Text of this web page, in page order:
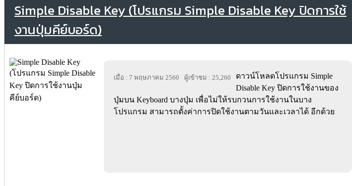
Simple Disable Key (โปรแกรม Simple Disable Key ปิดการใช้
งานปุ่มคีย์บอร์ด)
เมื่อ : 7 พฤษภาคม 2560 ผู้เข้าชม : 25,260
ดาวน์โหลดโปรแกรม Simple
Disable Key ปิดการใช้งานของ
ปุ่มบน Keyboard บางปุ่ม เพื่อไม่ให้รบกวนการใช้งานในบาง
โปรแกรม สามารถตั้งค่าการปิดใช้งานตามวันและเวลาได้ อีกด้วย